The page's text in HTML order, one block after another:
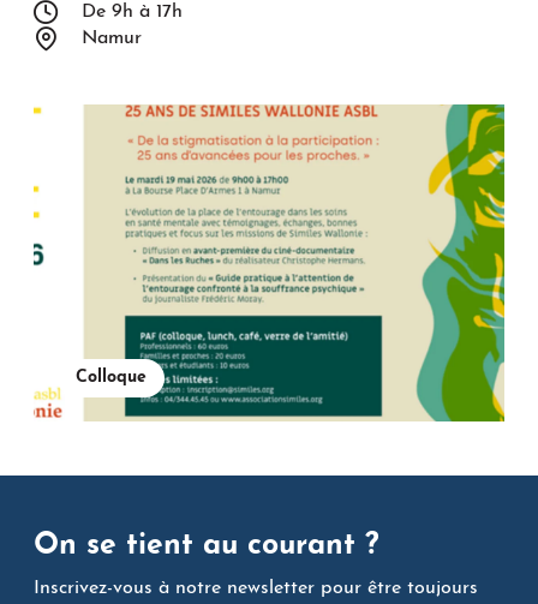
Colloque
De 9h à 17h
Namur
On se tient au courant ?
Inscrivez-vous à notre newsletter pour être toujours